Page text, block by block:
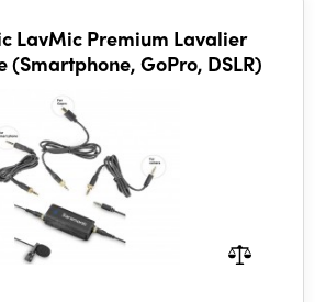
LavMic Premium Lavalier
(Smartphone, GoPro, DSLR)